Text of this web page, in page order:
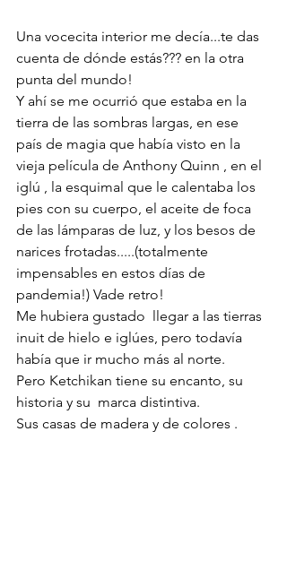
Una vocecita interior me decía...te das
cuenta de dónde estás??? en la otra
punta del mundo!
Y ahí se me ocurrió que estaba en la
tierra de las sombras largas, en ese
país de magia que había visto en la
vieja película de Anthony Quinn , en el
iglú , la esquimal que le calentaba los
pies con su cuerpo, el aceite de foca
de las lámparas de luz, y los besos de
narices frotadas.....(totalmente
impensables en estos días de
pandemia!) Vade retro!
Me hubiera gustado  llegar a las tierras
inuit de hielo e iglúes, pero todavía
había que ir mucho más al norte.
Pero Ketchikan tiene su encanto, su
historia y su  marca distintiva.
Sus casas de madera y de colores .